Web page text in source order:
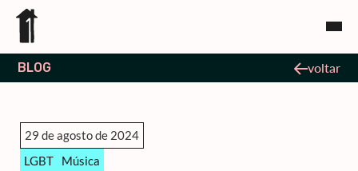
BLOG voltar
29 de agosto de 2024
LGBT
Música